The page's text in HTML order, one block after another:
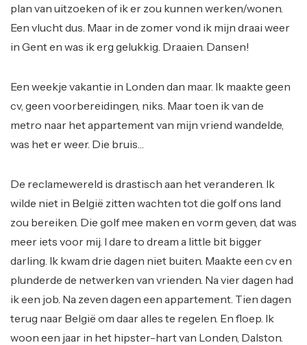
plan van uitzoeken of ik er zou kunnen werken/wonen.
Een vlucht dus. Maar in de zomer vond ik mijn draai weer
in Gent en was ik erg gelukkig. Draaien. Dansen!
Een weekje vakantie in Londen dan maar. Ik maakte geen
cv, geen voorbereidingen, niks. Maar toen ik van de
metro naar het appartement van mijn vriend wandelde,
was het er weer. Die bruis…
De reclamewereld is drastisch aan het veranderen. Ik
wilde niet in België zitten wachten tot die golf ons land
zou bereiken. Die golf mee maken en vorm geven, dat was
meer iets voor mij. I dare to dream a little bit bigger
darling. Ik kwam drie dagen niet buiten. Maakte een cv en
plunderde de netwerken van vrienden. Na vier dagen had
ik een job. Na zeven dagen een appartement. Tien dagen
terug naar België om daar alles te regelen. En floep. Ik
woon een jaar in het hipster-hart van Londen, Dalston.